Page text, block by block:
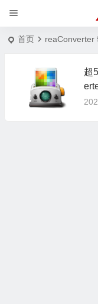
首页 reaConverter
超